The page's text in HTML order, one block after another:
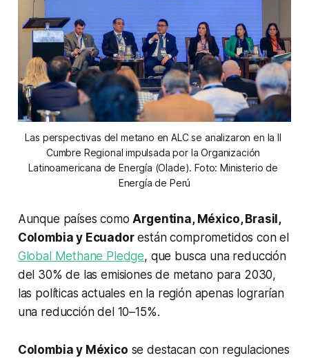
Las perspectivas del metano en ALC se analizaron en la II
Cumbre Regional impulsada por la Organización
Latinoamericana de Energía (Olade). Foto: Ministerio de
Energía de Perú
Aunque países comoArgentina, México, Brasil,
Colombia y Ecuadorestán comprometidos con el
Global Methane Pledge, que busca una reducción
del 30% de las emisiones de metano para 2030,
las políticas actuales en la región apenas lograrían
una reducción del 10–15%.
Colombia y México se destacan con regulaciones